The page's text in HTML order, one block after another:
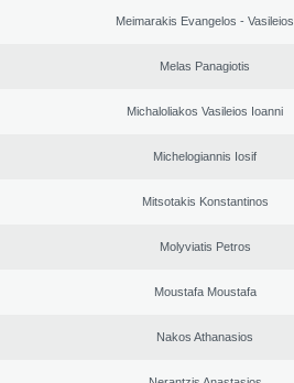
Meimarakis Evangelos - Vasileios
Melas Panagiotis
Michaloliakos Vasileios Ioanni
Michelogiannis Iosif
Mitsotakis Konstantinos
Molyviatis Petros
Moustafa Moustafa
Nakos Athanasios